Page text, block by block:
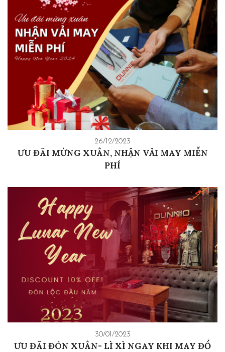
26/12/2023
ƯU ĐÃI MỪNG XUÂN, NHẬN VẢI MAY MIỄN
PHÍ
30/01/2023
ƯU ĐÃI ĐÓN XUÂN- LÌ XÌ NGAY KHI MAY ĐỒ